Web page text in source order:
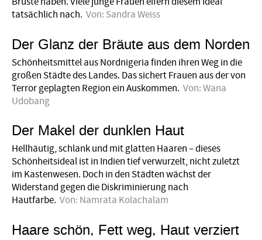
tatsächlich nach. Von: Sandra Weiss
Der Glanz der Bräute aus dem Norden
Schönheitsmittel aus Nord­nigeria finden ihren Weg in die
großen Städte des Landes. Das sichert Frauen aus der von
Terror ­geplagten Region ein Auskommen. Von:Wana
Udobang
Der Makel der dunklen Haut
Hellhäutig, schlank und mit glatten Haaren – dieses
Schönheitsideal ist in Indien tief verwurzelt, nicht zuletzt
im Kastenwesen. Doch in den Städten wächst der
Widerstand gegen die Diskriminierung nach
Hautfarbe. Von: Namrata Kolachalam
Haare schön, Fett weg, Haut verziert